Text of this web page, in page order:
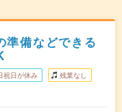
準備などできる
祝日が休み 残業なし